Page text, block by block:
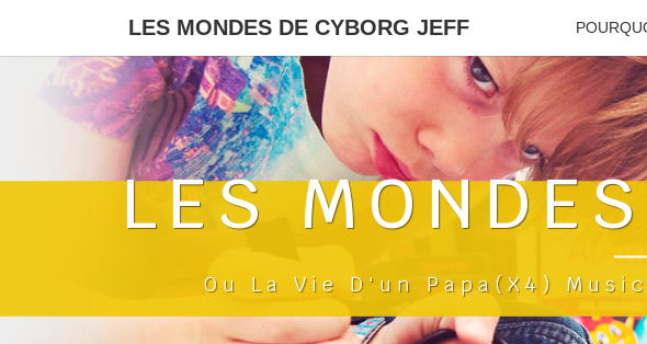
LES MONDES DE CYBORG JEFF
LES
Ou La Vie D'un Papa(x4)